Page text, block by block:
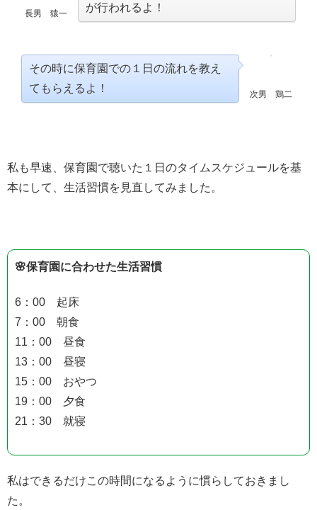
長男 猿一
が行われるよ！
次男 鶏二
その時に保育園での１日の流れを教え
てもらえるよ！
私も早速、保育園で聴いた１日のタイムスケジュールを基
本にして、生活習慣を見直してみました。
🌸保育園に合わせた生活習慣
6：00 起床
7：00 朝食
11：00 昼食
13：00 昼寝
15：00 おやつ
19：00 夕食
21：30 就寝
私はできるだけこの時間になるように慣らしておきまし
た。